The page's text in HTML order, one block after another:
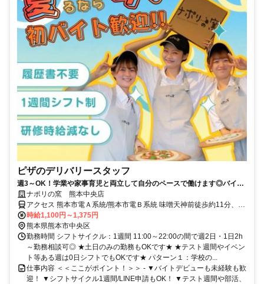
ピザのデリバリースタッフ
週3～OK！学業や家事育児と両立して自分のペースで働けます◎バイト
デビューも大歓迎
ナポリの窯 熊本中央店
アクセス 熊本市電Ａ系統/熊本市電Ｂ系統 味噌天神前徒歩約11分、Ｊ
Ｒ豊肥本線 新水前寺徒歩約13分、熊本市電Ａ系統 新水前寺駅前徒歩
約13分
時給1,100円～1,375円
熊本県熊本市中央区
勤務時間 シフトサイクル：1週間 11:00～22:00の間で週2日・1日2h
～勤務相談可◎ ★土日のみの勤務もOKです★ ★テスト週間やイベン
ト等ある週は0日シフトでもOKです★ パターン１：学校の...
仕事内容 ＜＜ここがポイント！＞＞ - ▼バイトデビューも未経験も歓
迎！ ▼シフトサイクル1週間/LINE申請もOK！ ▼テスト週間や部活、